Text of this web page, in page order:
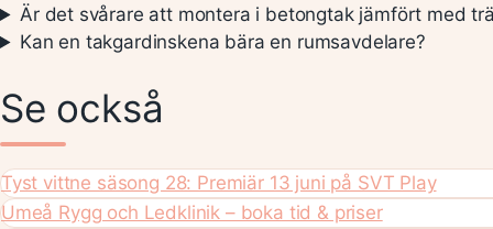
Är det svårare att montera i betongtak jämfört med
Kan en takgardinskena bära en rumsavdelare?
Se också
Tyst vittne säsong 28: Premiär 13 juni på SVT Play
Umeå Rygg och Ledklinik – boka tid & priser